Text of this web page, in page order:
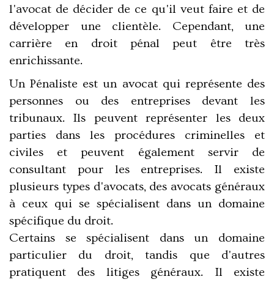
l'avocat de décider de ce qu'il veut faire et de
développer une clientèle. Cependant, une
carrière en droit pénal peut être très
enrichissante.
Un Pénaliste est un avocat qui représente des
personnes ou des entreprises devant les
tribunaux. Ils peuvent représenter les deux
parties dans les procédures criminelles et
civiles et peuvent également servir de
consultant pour les entreprises. Il existe
plusieurs types d'avocats, des avocats généraux
à ceux qui se spécialisent dans un domaine
spécifique du droit.
Certains se spécialisent dans un domaine
particulier du droit, tandis que d'autres
pratiquent des litiges généraux. Il existe